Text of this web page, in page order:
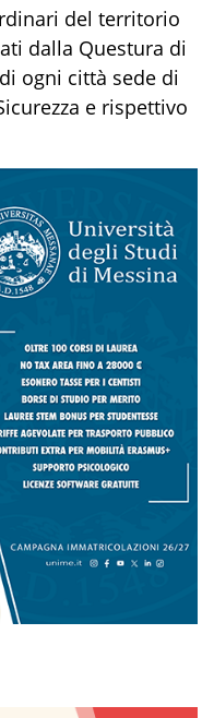
del territorio
dalla Questura di
ogni città sede di
e rispettivo